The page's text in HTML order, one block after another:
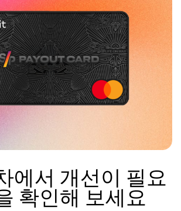
에서 개선이 필요
확인해 보세요